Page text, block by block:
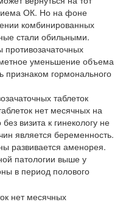
ОК. Но на фоне
комбинированных
стали обильными.
уменьшение объема
признаком гормонального
таблеток
нет месячных на
визита к гинекологу не
является беременность.
развивается аменорея.
патологии выше у
в период полового